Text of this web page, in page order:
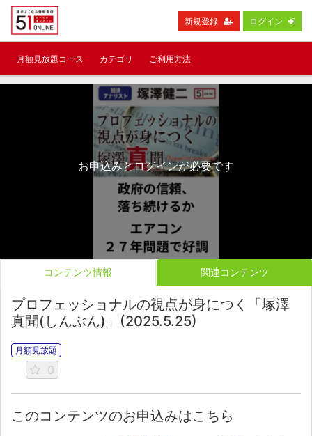
新規登録 ログイン
月額見放題コース カテゴリ ご利用方法
お申込みとログインが必要です
コンテンツ情報 関連コンテンツ
プロフェッショナルの視点が身につく「塚澤
真聞(しんぶん)」(2025.5.25)
月額見放題
0
このコンテンツのお申込みはこちら